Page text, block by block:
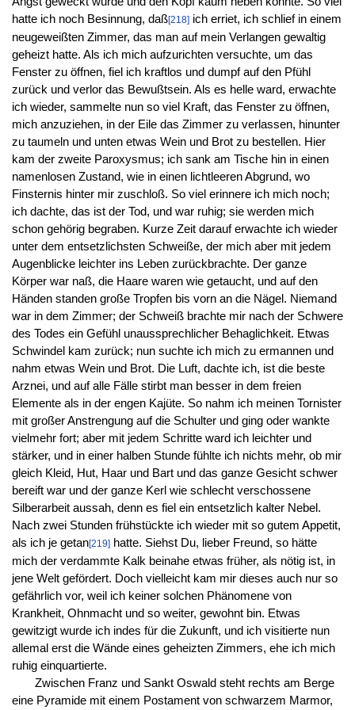
hatte ich noch Besinnung, daß[218]ich erriet, ich schlief in einem
neugeweißten Zimmer, das man auf mein Verlangen gewaltig
geheizt hatte. Als ich mich aufzurichten versuchte, um das
Fenster zu öffnen, fiel ich kraftlos und dumpf auf den Pfühl
zurück und verlor das Bewußtsein. Als es helle ward, erwachte
ich wieder, sammelte nun so viel Kraft, das Fenster zu öffnen,
mich anzuziehen, in der Eile das Zimmer zu verlassen, hinunter
zu taumeln und unten etwas Wein und Brot zu bestellen. Hier
kam der zweite Paroxysmus; ich sank am Tische hin in einen
namenlosen Zustand, wie in einen lichtleeren Abgrund, wo
Finsternis hinter mir zuschloß. So viel erinnere ich mich noch;
ich dachte, das ist der Tod, und war ruhig; sie werden mich
schon gehörig begraben. Kurze Zeit darauf erwachte ich wieder
unter dem entsetzlichsten Schweiße, der mich aber mit jedem
Augenblicke leichter ins Leben zurückbrachte. Der ganze
Körper war naß, die Haare waren wie getaucht, und auf den
Händen standen große Tropfen bis vorn an die Nägel. Niemand
war in dem Zimmer; der Schweiß brachte mir nach der Schwere
des Todes ein Gefühl unaussprechlicher Behaglichkeit. Etwas
Schwindel kam zurück; nun suchte ich mich zu ermannen und
nahm etwas Wein und Brot. Die Luft, dachte ich, ist die beste
Arznei, und auf alle Fälle stirbt man besser in dem freien
Elemente als in der engen Kajüte. So nahm ich meinen Tornister
mit großer Anstrengung auf die Schulter und ging oder wankte
vielmehr fort; aber mit jedem Schritte ward ich leichter und
stärker, und in einer halben Stunde fühlte ich nichts mehr, ob mir
gleich Kleid, Hut, Haar und Bart und das ganze Gesicht schwer
bereift war und der ganze Kerl wie schlecht verschossene
Silberarbeit aussah, denn es fiel ein entsetzlich kalter Nebel.
Nach zwei Stunden frühstückte ich wieder mit so gutem Appetit,
als ich je getan[219]hatte. Siehst Du, lieber Freund, so hätte
mich der verdammte Kalk beinahe etwas früher, als nötig ist, in
jene Welt gefördert. Doch vielleicht kam mir dieses auch nur so
gefährlich vor, weil ich keiner solchen Phänomene von
Krankheit, Ohnmacht und so weiter, gewohnt bin. Etwas
gewitzigt wurde ich indes für die Zukunft, und ich visitierte nun
allemal erst die Wände eines geheizten Zimmers, ehe ich mich
ruhig einquartierte.
Zwischen Franz und Sankt Oswald steht rechts am Berge
eine Pyramide mit einem Postament von schwarzem Marmor,